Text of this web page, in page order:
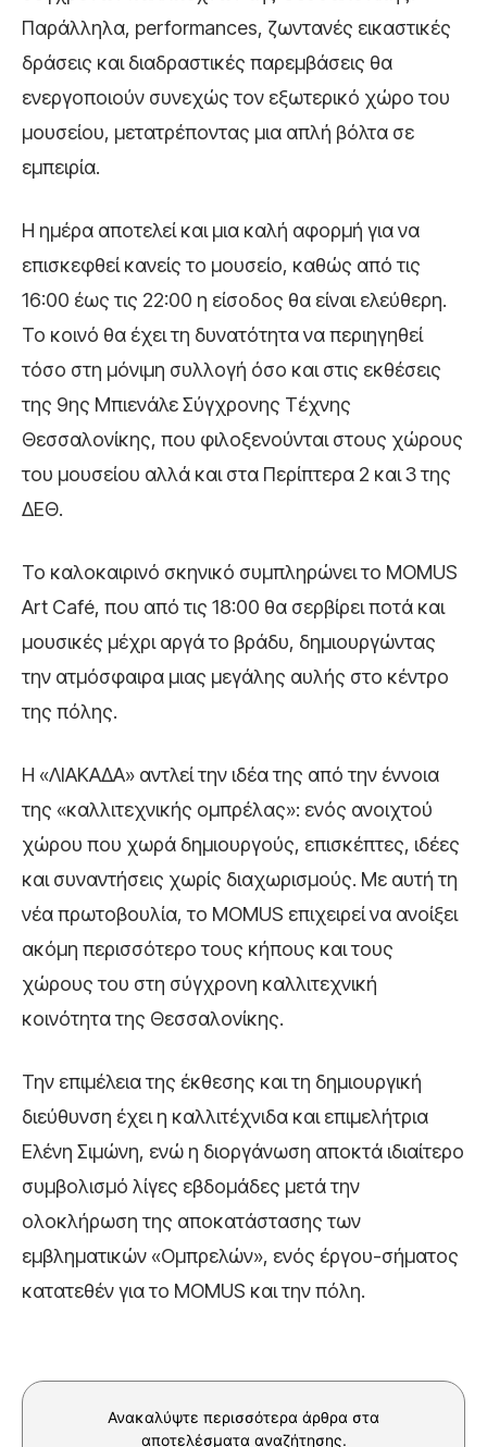
Παράλληλα, performances, ζωντανές εικαστικές
δράσεις και διαδραστικές παρεμβάσεις θα
ενεργοποιούν συνεχώς τον εξωτερικό χώρο του
μουσείου, μετατρέποντας μια απλή βόλτα σε
εμπειρία.
Η ημέρα αποτελεί και μια καλή αφορμή για να
επισκεφθεί κανείς το μουσείο, καθώς από τις
16:00 έως τις 22:00 η είσοδος θα είναι ελεύθερη.
Το κοινό θα έχει τη δυνατότητα να περιηγηθεί
τόσο στη μόνιμη συλλογή όσο και στις εκθέσεις
της 9ης Μπιενάλε Σύγχρονης Τέχνης
Θεσσαλονίκης, που φιλοξενούνται στους χώρους
του μουσείου αλλά και στα Περίπτερα 2 και 3 της
ΔΕΘ.
Το καλοκαιρινό σκηνικό συμπληρώνει το MOMUS
Art Café, που από τις 18:00 θα σερβίρει ποτά και
μουσικές μέχρι αργά το βράδυ, δημιουργώντας
την ατμόσφαιρα μιας μεγάλης αυλής στο κέντρο
της πόλης.
Η «ΛΙΑΚΑΔΑ» αντλεί την ιδέα της από την έννοια
της «καλλιτεχνικής ομπρέλας»: ενός ανοιχτού
χώρου που χωρά δημιουργούς, επισκέπτες, ιδέες
και συναντήσεις χωρίς διαχωρισμούς. Με αυτή τη
νέα πρωτοβουλία, το MOMUS επιχειρεί να ανοίξει
ακόμη περισσότερο τους κήπους και τους
χώρους του στη σύγχρονη καλλιτεχνική
κοινότητα της Θεσσαλονίκης.
Την επιμέλεια της έκθεσης και τη δημιουργική
διεύθυνση έχει η καλλιτέχνιδα και επιμελήτρια
Ελένη Σιμώνη, ενώ η διοργάνωση αποκτά ιδιαίτερο
συμβολισμό λίγες εβδομάδες μετά την
ολοκλήρωση της αποκατάστασης των
εμβληματικών «Ομπρελών», ενός έργου-σήματος
κατατεθέν για το MOMUS και την πόλη.
Ανακαλύψτε περισσότερα άρθρα στα
αποτελέσματα αναζήτησης.